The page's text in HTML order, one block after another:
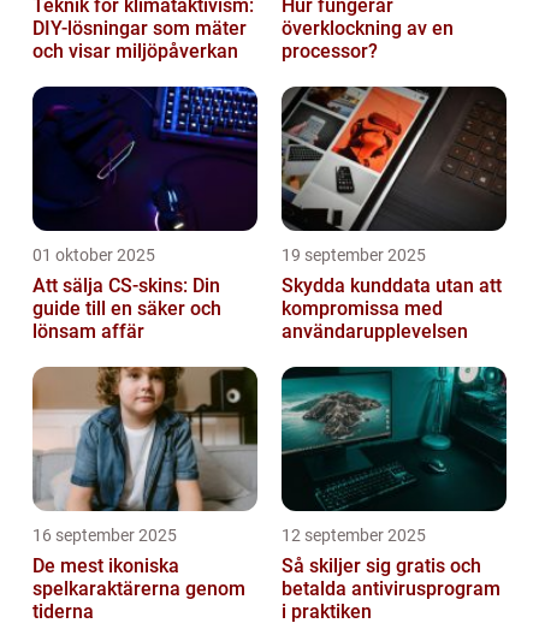
Teknik för klimataktivism:
DIY-lösningar som mäter
och visar miljöpåverkan
Hur fungerar
överklockning av en
processor?
01 oktober 2025
Att sälja CS-skins: Din
guide till en säker och
lönsam affär
19 september 2025
Skydda kunddata utan att
kompromissa med
användarupplevelsen
16 september 2025
De mest ikoniska
spelkaraktärerna genom
tiderna
12 september 2025
Så skiljer sig gratis och
betalda antivirusprogram
i praktiken